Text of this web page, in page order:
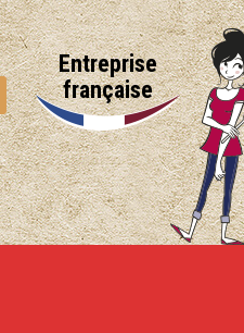
Entreprise
française